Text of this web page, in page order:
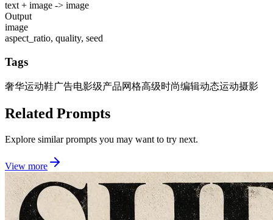
text + image -> image
Output
image
aspect_ratio, quality, seed
Tags
奢华运动鞋广告电影级产品网格高级时尚编辑动态运动摄影
Related Prompts
Explore similar prompts you may want to try next.
View more